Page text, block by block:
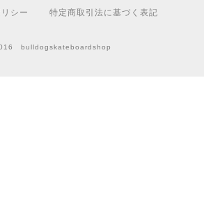
シー 特定商取引法に基づく表記
bulldogskateboardshop